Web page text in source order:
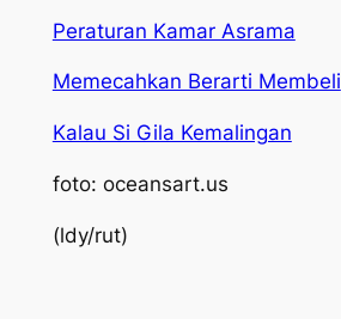
Peraturan Kamar Asrama
Memecahkan Berarti Membeli
Kalau Si Gila Kemalingan
foto: oceansart.us
(ldy/rut)